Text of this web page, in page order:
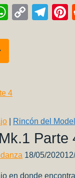
Copy
Rincón del
Parte
18/05/2020
en donde